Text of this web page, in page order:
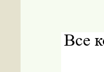
Все